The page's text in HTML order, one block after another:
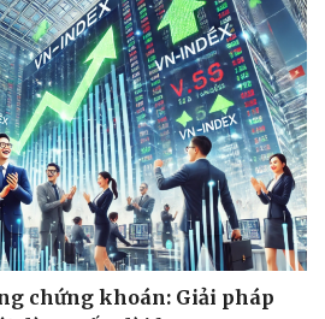
chứng khoán: Giải pháp